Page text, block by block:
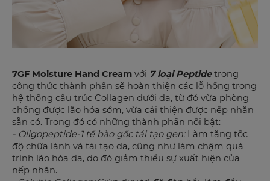
7GF Moisture Hand Cream với 7 loại Peptidetrong
công thức thành phần sẽ hoàn thiện các lỗ hổng trong
hệ thống cấu trúc Collagen dưới da, từ đó vừa phòng
chống được lão hóa sớm, vừa cải thiện được nếp nhăn
sẵn có. Trong đó có những thành phần nổi bật:
- Oligopeptide-1 tế bào gốc tái tạo gen:Làm tăng tốc
độ chữa lành và tái tạo da, cũng như làm chậm quá
trình lão hóa da, do đó giảm thiểu sự xuất hiện của
nếp nhăn.